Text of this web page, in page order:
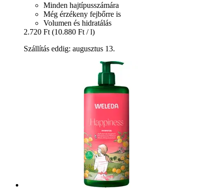
Minden hajtípusszámára
Még érzékeny fejbőrre is
Volumen és hidratálás
2.720 Ft (10.880 Ft / l)
Szállítás eddig: augusztus 13.